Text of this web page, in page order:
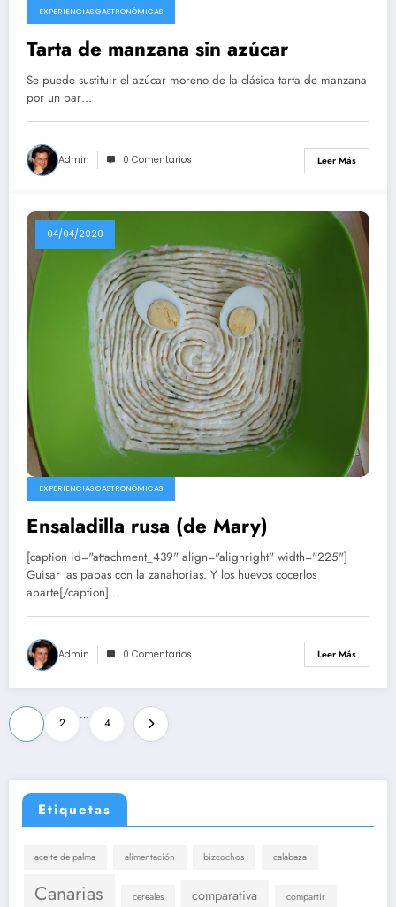
EXPERIENCIAS GASTRONÓMICAS
Tarta de manzana sin azúcar
Se puede sustituir el azúcar moreno de la clásica tarta de manzana
por un par…
Admin 0 Comentarios Leer Más
04/04/2020
EXPERIENCIAS GASTRONÓMICAS
Ensaladilla rusa (de Mary)
[caption id="attachment_439" align="alignright" width="225"]
Guisar las papas con la zanahorias. Y los huevos cocerlos
aparte[/caption]…
Admin 0 Comentarios Leer Más
Paginación
de
entradas
2
…
4
Etiquetas
aceite de palma alimentación bizcochos calabaza
Canarias cereales comparativa compartir